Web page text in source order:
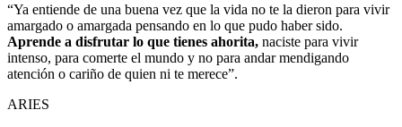
“Ya entiende de una buena vez que la vida no te la dieron para vivir
amargado o amargada pensando en lo que pudo haber sido.
Aprende a disfrutar lo que tienes ahorita, naciste para vivir
intenso, para comerte el mundo y no para andar mendigando
atención o cariño de quien ni te merece”.
ARIES